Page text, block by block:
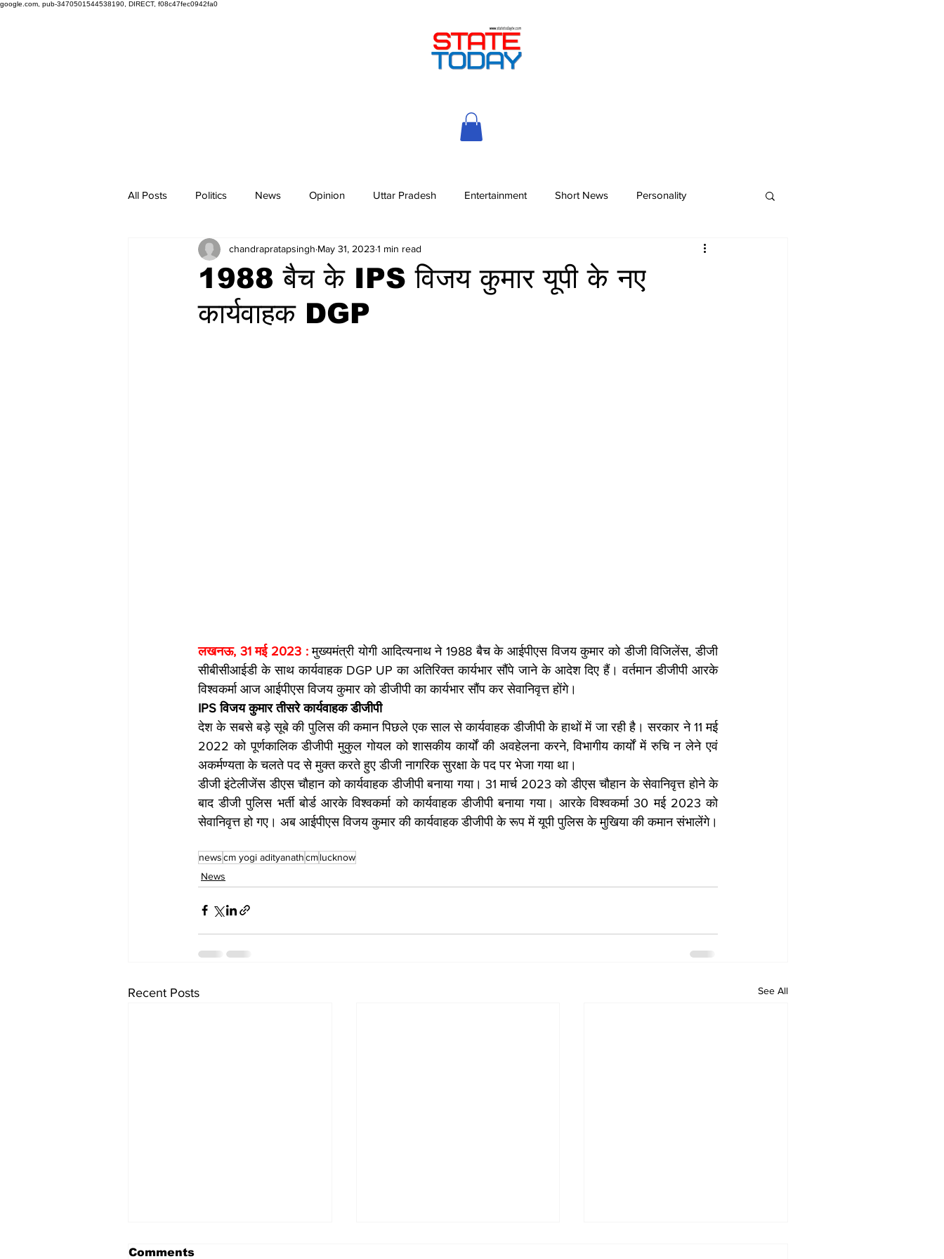
google.com, pub-3470501544538190, DIRECT, f08c47fec0942fa0
All Posts Politics News Opinion Uttar Pradesh Entertainment Short News Personality
1988 बैच के IPS विजय कुमार यूपी के नए
कार्यवाहक DGP
chandrapratapsingh May 31, 2023 1 min read
लखनऊ, 31 मई 2023 : मुख्यमंत्री योगी आदित्यनाथ ने 1988 बैच के आईपीएस विजय कुमार को डीजी विजिलेंस, डीजी
सीबीसीआईडी के साथ कार्यवाहक DGP UP का अतिरिक्त कार्यभार सौंपे जाने के आदेश दिए हैं। वर्तमान डीजीपी आरके
विश्वकर्मा आज आईपीएस विजय कुमार को डीजीपी का कार्यभार सौंप कर सेवानिवृत्त होंगे।
IPS व‍िजय कुमार तीसरे कार्यवाहक डीजीपी
देश के सबसे बड़े सूबे की पुल‍िस की कमान प‍िछले एक साल से कार्यवाहक डीजीपी के हाथों में जा रही है। सरकार ने 11 मई
2022 को पूर्णकालिक डीजीपी मुकुल गोयल को शासकीय कार्यों की अवहेलना करने, विभागीय कार्यों में रुचि न लेने एवं
अकर्मण्यता के चलते पद से मुक्त करते हुए डीजी नागरिक सुरक्षा के पद पर भेजा गया था।
डीजी इंटेलीजेंस डीएस चौहान को कार्यवाहक डीजीपी बनाया गया। 31 मार्च 2023 को डीएस चौहान के सेवानिवृत्त होने के
बाद डीजी पुलिस भर्ती बोर्ड आरके विश्वकर्मा को कार्यवाहक डीजीपी बनाया गया। आरके विश्वकर्मा 30 मई 2023 को
सेवानिवृत्त हो गए। अब आईपीएस विजय कुमार की कार्यवाहक डीजीपी के रूप में यूपी पुल‍िस के मुख‍िया की कमान संभालेंगे।
newscm yogi adityanathcmlucknow
News
Recent Posts See All
Comments